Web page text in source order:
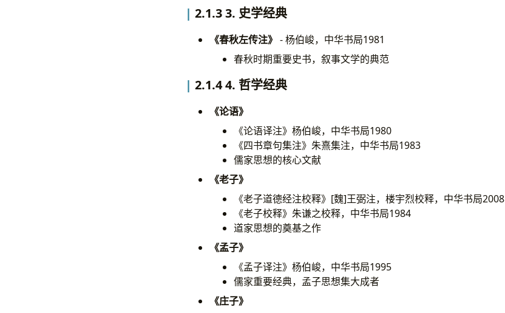
2.1.3 3. 史学经典
《春秋左传注》 - 杨伯峻，中华书局1981
春秋时期重要史书，叙事文学的典范
2.1.4 4. 哲学经典
《论语》
《论语译注》杨伯峻，中华书局1980
《四书章句集注》朱熹集注，中华书局1983
儒家思想的核心文献
《老子》
《老子道德经注校释》[魏]王弼注，楼宇烈校释，中华书局2008
《老子校释》朱谦之校释，中华书局1984
道家思想的奠基之作
《孟子》
《孟子译注》杨伯峻，中华书局1995
儒家重要经典，孟子思想集大成者
《庄子》